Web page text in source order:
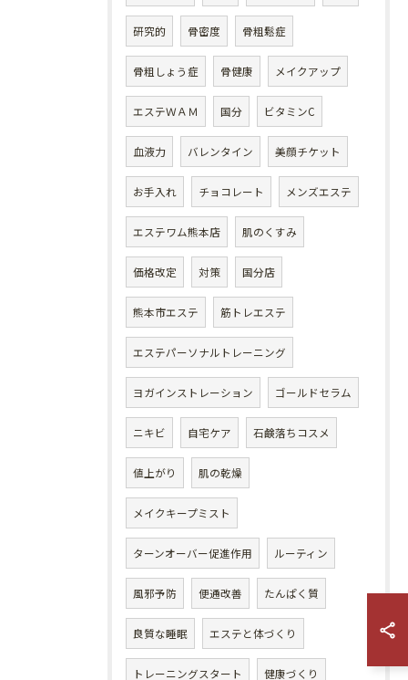
研究的 骨密度 骨粗鬆症
骨粗しょう症 骨健康 メイクアップ
エステＷＡＭ 国分 ビタミンC
血液力 バレンタイン 美顔チケット
お手入れ チョコレート メンズエステ
エステワム熊本店 肌のくすみ
価格改定 対策 国分店
熊本市エステ 筋トレエステ
エステパーソナルトレーニング
ヨガインストレーション ゴールドセラム
ニキビ 自宅ケア 石鹸落ちコスメ
値上がり 肌の乾燥
メイクキープミスト
ターンオーバー促進作用 ルーティン
風邪予防 便通改善 たんぱく質
良質な睡眠 エステと体づくり
トレーニングスタート 健康づくり